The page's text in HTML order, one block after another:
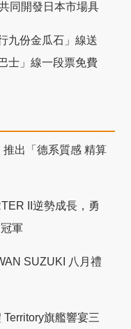
同開發日本市場具
九份金瓜石」線送
士」線一段票免費
出「德系質感 精算
II逆勢成長，勇
軍
SUZUKI 八月禮
Territory旗艦響宴三